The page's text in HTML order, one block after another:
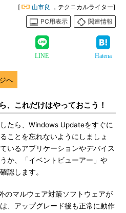
[ 山市良
，テクニカルライター]
PC用表示
関連情報
LINE Hatena
へ
、これだけはやっておこう！
たら、Windows Updateをすぐに
ことを忘れないようにしましょ
いるアプリケーションやデバイス
か、「イベントビューアー」や
認します。
マルウェア対策ソフトウェアが
、アップグレード後も正常に動作